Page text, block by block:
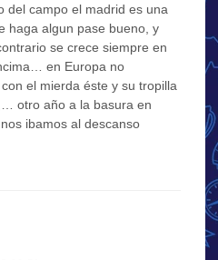
del campo el madrid es una
haga algun pase bueno, y
se crece siempre en
en Europa no
el mierda éste y su tropilla
otro año a la basura en
ibamos al descanso